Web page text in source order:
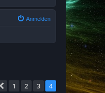
Anmelden
Vorherige
1 2 3 4